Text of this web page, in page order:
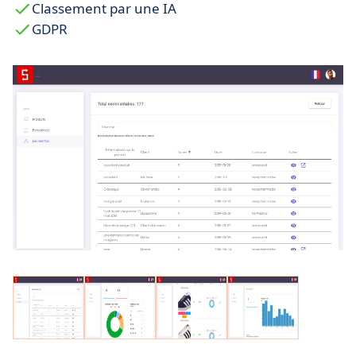
module Simple Web permet de transférer les
web directement dans Simple Marketing. Vous
pouvez également chatter avec vos visiteurs
grâce au module Simple Chat Web, permettant
à l'entreprise d'améliorer sa
expérience client.
La gestion de projet :une campagne
marketing est un projet, un projet étant un
espace de travail collaboratif permettant de
centraliser les contacts, les plannings de travail
et les documents. Un projet peut être
transformé en extranet, ouvert sur le monde,
permettant ainsi à des freelances de travailler
avec vos équipes ou à un client de suivre
l’évolution de sa campagne.
Classement par une IA
GDPR